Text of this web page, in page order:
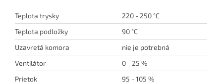
Teplota trysky
220 - 250 °C
Teplota podložky
90 °C
Uzavretá komora
nie je potrebná
Ventilátor
0 - 25 %
Prietok
95 - 105 %